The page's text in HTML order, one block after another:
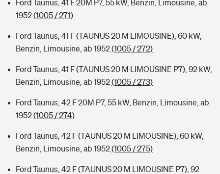
Ford Taunus, 41 F 20M P7, 55 kW, Benzin, Limousine, ab
1952(1005 / 271)
Ford Taunus, 41 F (TAUNUS 20 M LIMOUSINE), 60 kW,
Benzin, Limousine, ab 1952(1005 / 272)
Ford Taunus, 41 F (TAUNUS 20 M LIMOUSINE P7), 92 kW,
Benzin, Limousine, ab 1952(1005 / 273)
Ford Taunus, 42 F 20M P7, 55 kW, Benzin, Limousine, ab
1952(1005 / 274)
Ford Taunus, 42 F (TAUNUS 20 M LIMOUSINE), 60 kW,
Benzin, Limousine, ab 1952(1005 / 275)
Ford Taunus, 42 F (TAUNUS 20 M LIMOUSINE P7), 92